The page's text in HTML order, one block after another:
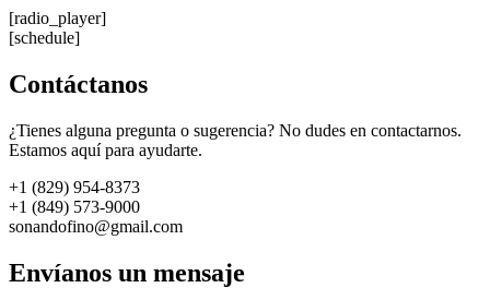
[radio_player]
[schedule]
Contáctanos
¿Tienes alguna pregunta o sugerencia? No dudes en contactarnos.
Estamos aquí para ayudarte.
+1 (829) 954-8373
+1 (849) 573-9000
sonandofino@gmail.com
Envíanos un mensaje